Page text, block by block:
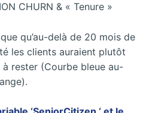
CHURN & « Tenure »
qu’au-delà de 20 mois de
les clients auraient plutôt
rester (Courbe bleue au-